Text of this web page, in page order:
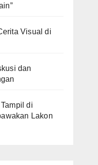
Visual di
dan
di
Lakon